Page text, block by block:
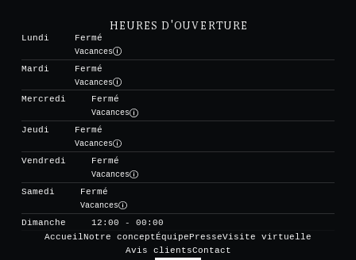
HEURES D'OUVERTURE
Lundi
Fermé
Vacances
Mardi
Fermé
Vacances
Mercredi
Fermé
Vacances
Jeudi
Fermé
Vacances
Vendredi
Fermé
Vacances
Samedi
Fermé
Vacances
Dimanche
12:00 - 00:00
AccueilNotre conceptÉquipePresseVisite virtuelle
Avis clientsContact